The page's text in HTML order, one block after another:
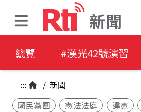
新聞
總覽 #漢光42號演習
::: / 新聞
國民黨團
憲法法庭 違憲